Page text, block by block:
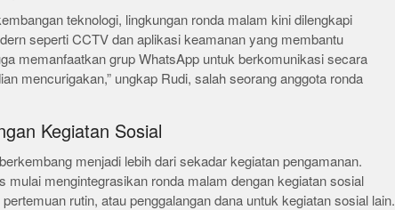
teknologi, lingkungan ronda malam kini dilengkapi
seperti CCTV dan aplikasi keamanan yang membantu
memanfaatkan grup WhatsApp untuk berkomunikasi secara
mencurigakan,” ungkap Rudi, salah seorang anggota ronda
Kegiatan Sosial
menjadi lebih dari sekadar kegiatan pengamanan.
mulai mengintegrasikan ronda malam dengan kegiatan sosial
rutin, atau penggalangan dana untuk kegiatan sosial lain.